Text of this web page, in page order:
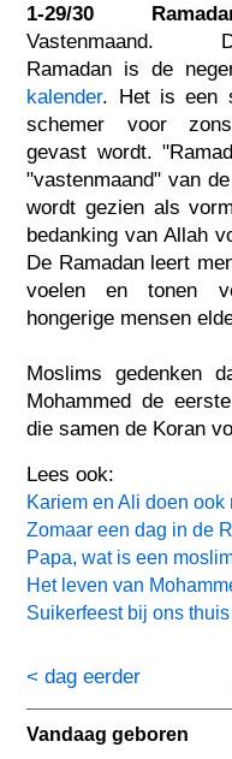
1-29/30
Vastenmaand.
Ramadan is de
kalender. Het is een
schemer voor
gevast wordt.
"vastenmaand" van
wordt gezien als
bedanking van Allah
De Ramadan leert
voelen en tonen
hongerige mensen
Moslims gedenken
Mohammed de
die samen de Koran
Lees ook:
Kariem en Ali doen ook
Zomaar een dag in de
Papa, wat is een
Het leven van
Suikerfeest bij ons thuis
< dag eerder
Vandaag geboren